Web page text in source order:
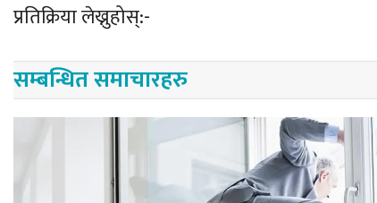
प्रतिक्रिया लेख्नुहोस्:-
सम्बन्धित समाचारहरु